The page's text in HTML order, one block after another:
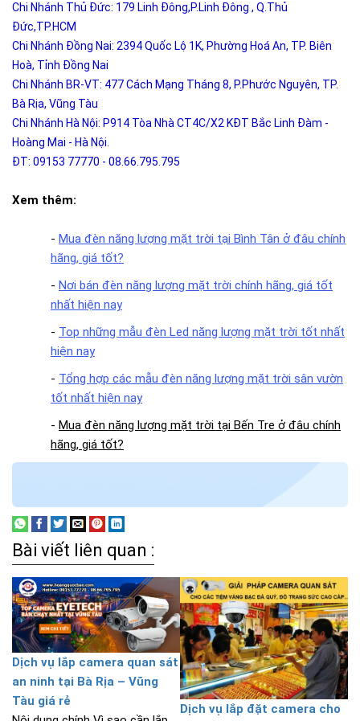
Chi Nhánh Thủ Đức: 179 Linh Đông,P.Linh Đông , Q.Thủ
Đức,TP.HCM
Chi Nhánh Đồng Nai: 2394 Quốc Lộ 1K, Phường Hoá An, TP. Biên
Hoà, Tỉnh Đồng Nai
Chi Nhánh BR-VT: 477 Cách Mạng Tháng 8, P.Phước Nguyên, TP.
Bà Rịa, Vũng Tàu
Chi Nhánh Hà Nội: P914 Tòa Nhà CT4C/X2 KĐT Bắc Linh Đàm -
Hoàng Mai - Hà Nội.
ĐT: 09153 77770 - 08.66.795.795
Xem thêm:
- Mua đèn năng lượng mặt trời tại Bình Tân ở đâu chính
hãng, giá tốt?
- Nơi bán đèn năng lượng mặt trời chính hãng, giá tốt
nhất hiện nay
- Top những mẫu đèn Led năng lượng mặt trời tốt nhất
hiện nay
- Tổng hợp các mẫu đèn năng lượng mặt trời sân vườn
tốt nhất hiện nay
- Mua đèn năng lượng mặt trời tại Bến Tre ở đâu chính
hãng, giá tốt?
Bài viết liên quan :
Dịch vụ lắp camera quan sát
an ninh tại Bà Rịa – Vũng
Tàu giá rẻ
Dịch vụ lắp đặt camera cho